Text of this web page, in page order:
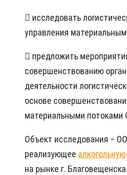
 исследовать
управления
 предложить
совершенствованию
деятельности
основе
материальными потоками
Объект исследования –
реализующее
на рынке г.